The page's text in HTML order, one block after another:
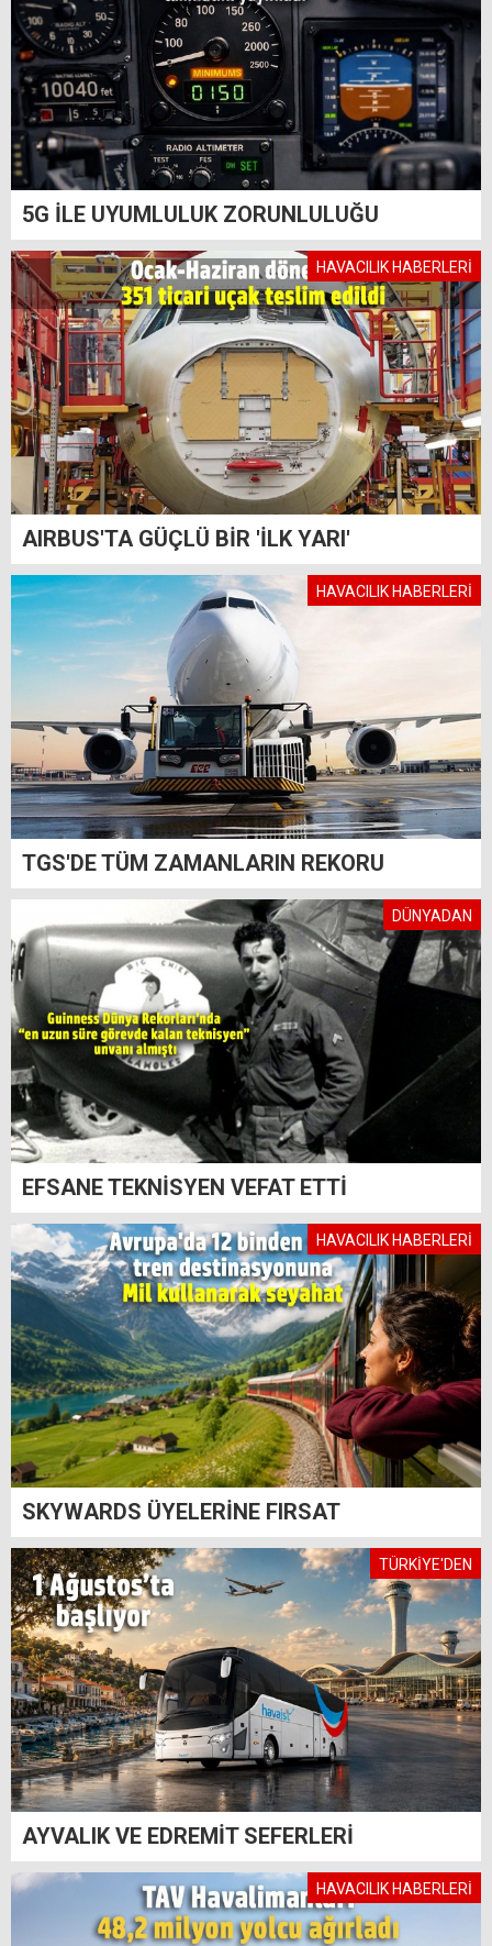
5G İLE UYUMLULUK ZORUNLULUĞU
HAVACILIK HABERLERİ
AIRBUS'TA GÜÇLÜ BİR 'İLK YARI'
HAVACILIK HABERLERİ
TGS'DE TÜM ZAMANLARIN REKORU
DÜNYADAN
EFSANE TEKNİSYEN VEFAT ETTİ
HAVACILIK HABERLERİ
SKYWARDS ÜYELERİNE FIRSAT
TÜRKİYE'DEN
AYVALIK VE EDREMİT SEFERLERİ
HAVACILIK HABERLERİ